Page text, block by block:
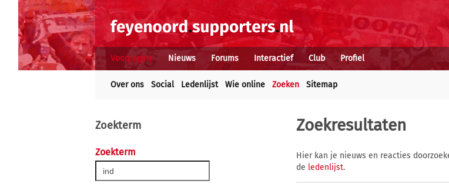
Voorpagina Nieuws Forums Interactief Club Profiel
Over ons Social Ledenlijst Wie online Zoeken Sitemap
Zoekterm
Zoekterm
Zoekresultaten
Hier kan je nieuws en reacties
de ledenlijst.